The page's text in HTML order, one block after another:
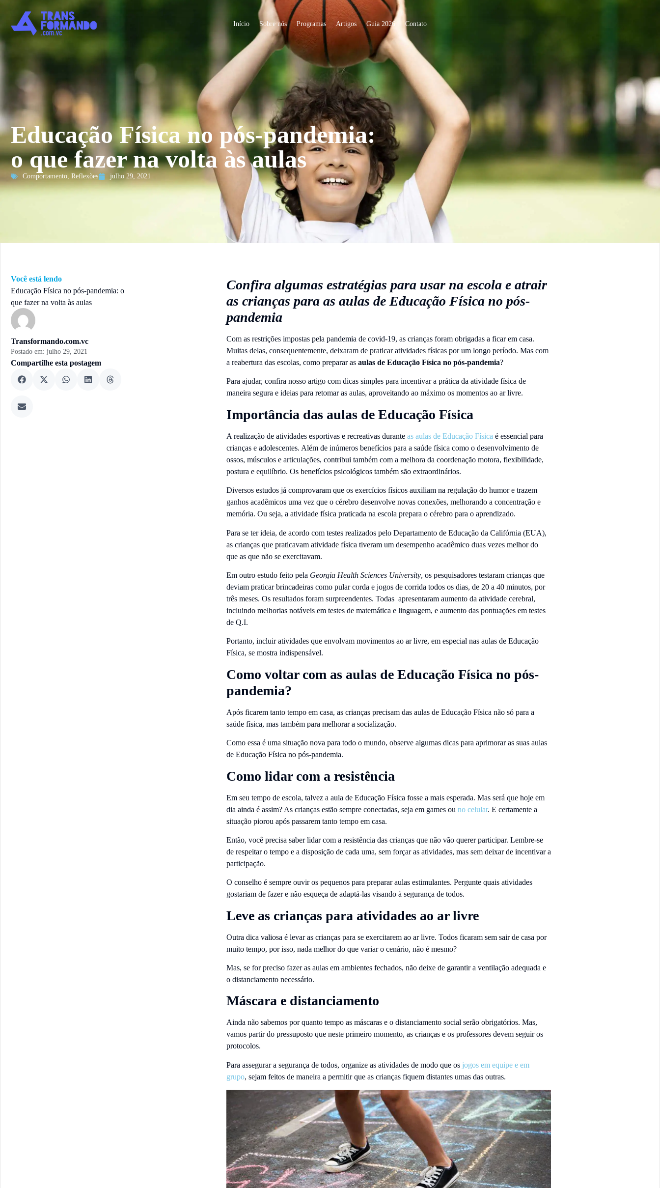
Início Sobre nós Programas Artigos Guia 2026 Contato
Educação Física no pós-pandemia:
o que fazer na volta às aulas
Comportamento, Reflexões julho 29, 2021
Você está lendo
Educação Física no pós-pandemia: o
que fazer na volta às aulas
Transformando.com.vc
Postado em: julho 29, 2021
Compartilhe esta postagem
Confira algumas estratégias para usar na escola e atrair
as crianças para as aulas de Educação Física no pós-
pandemia
Com as restrições impostas pela pandemia de covid-19, as crianças foram obrigadas a ficar em casa.
Muitas delas, consequentemente, deixaram de praticar atividades físicas por um longo período. Mas com
a reabertura das escolas, como preparar as aulas de Educação Física no pós-pandemia?
Para ajudar, confira nosso artigo com dicas simples para incentivar a prática da atividade física de
maneira segura e ideias para retomar as aulas, aproveitando ao máximo os momentos ao ar livre.
Importância das aulas de Educação Física
A realização de atividades esportivas e recreativas durante as aulas de Educação Física é essencial para
crianças e adolescentes. Além de inúmeros benefícios para a saúde física como o desenvolvimento de
ossos, músculos e articulações, contribui também com a melhora da coordenação motora, flexibilidade,
postura e equilíbrio. Os benefícios psicológicos também são extraordinários.
Diversos estudos já comprovaram que os exercícios físicos auxiliam na regulação do humor e trazem
ganhos acadêmicos uma vez que o cérebro desenvolve novas conexões, melhorando a concentração e
memória. Ou seja, a atividade física praticada na escola prepara o cérebro para o aprendizado.
Para se ter ideia, de acordo com testes realizados pelo Departamento de Educação da Califórnia (EUA),
as crianças que praticavam atividade física tiveram um desempenho acadêmico duas vezes melhor do
que as que não se exercitavam.
Em outro estudo feito pela Georgia Health Sciences University, os pesquisadores testaram crianças que
deviam praticar brincadeiras como pular corda e jogos de corrida todos os dias, de 20 a 40 minutos, por
três meses. Os resultados foram surpreendentes. Todas apresentaram aumento da atividade cerebral,
incluindo melhorias notáveis em testes de matemática e linguagem, e aumento das pontuações em testes
de Q.I.
Portanto, incluir atividades que envolvam movimentos ao ar livre, em especial nas aulas de Educação
Física, se mostra indispensável.
Como voltar com as aulas de Educação Física no pós-
pandemia?
Após ficarem tanto tempo em casa, as crianças precisam das aulas de Educação Física não só para a
saúde física, mas também para melhorar a socialização.
Como essa é uma situação nova para todo o mundo, observe algumas dicas para aprimorar as suas aulas
de Educação Física no pós-pandemia.
Como lidar com a resistência
Em seu tempo de escola, talvez a aula de Educação Física fosse a mais esperada. Mas será que hoje em
dia ainda é assim? As crianças estão sempre conectadas, seja em games ou no celular. E certamente a
situação piorou após passarem tanto tempo em casa.
Então, você precisa saber lidar com a resistência das crianças que não vão querer participar. Lembre-se
de respeitar o tempo e a disposição de cada uma, sem forçar as atividades, mas sem deixar de incentivar a
participação.
O conselho é sempre ouvir os pequenos para preparar aulas estimulantes. Pergunte quais atividades
gostariam de fazer e não esqueça de adaptá-las visando à segurança de todos.
Leve as crianças para atividades ao ar livre
Outra dica valiosa é levar as crianças para se exercitarem ao ar livre. Todos ficaram sem sair de casa por
muito tempo, por isso, nada melhor do que variar o cenário, não é mesmo?
Mas, se for preciso fazer as aulas em ambientes fechados, não deixe de garantir a ventilação adequada e
o distanciamento necessário.
Máscara e distanciamento
Ainda não sabemos por quanto tempo as máscaras e o distanciamento social serão obrigatórios. Mas,
vamos partir do pressuposto que neste primeiro momento, as crianças e os professores devem seguir os
protocolos.
Para assegurar a segurança de todos, organize as atividades de modo que os jogos em equipe e em
grupo, sejam feitos de maneira a permitir que as crianças fiquem distantes umas das outras.